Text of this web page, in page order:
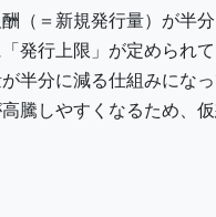
（＝新規発行量）が半
発行上限」が定められ
半分に減る仕組みにな
騰しやすくなるため、